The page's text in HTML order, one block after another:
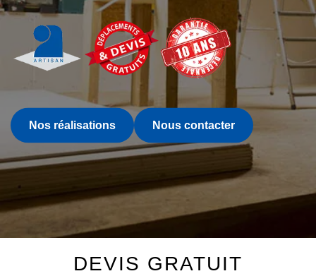
Nos réalisations Nous contacter
DEVIS GRATUIT